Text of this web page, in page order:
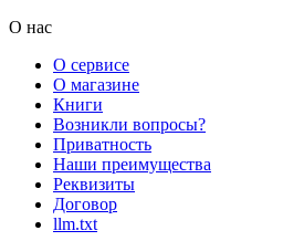
О нас
О сервисе
О магазине
Книги
Возникли вопросы?
Приватность
Наши преимущества
Реквизиты
Договор
llm.txt